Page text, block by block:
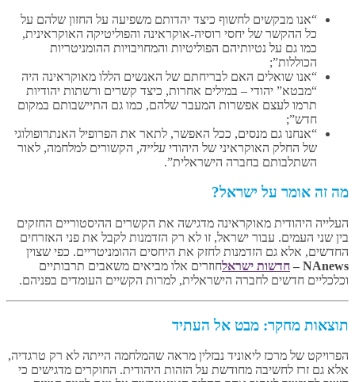
“אנו מבקשים לחשוף כיצד יהדותם משפיעה על החזון שלהם על
כל ההקשר של יחסי רוסיה-אוקראינה והפוליטיקה האוקראינית,
כמו גם על נטיותיהם הפוליטיות והמחויבויות ההומניטריות
הכוללות”;
“אנו שואלים האם לבריחתם של האנשים הללו מאוקראינה היה
“מבטא” יהודי – במילים אחרות, כיצד קשרים ורשתות יהודיות
תרמו לעצם אפשרות המעבר שלהם, כמו גם התיישבותם במקום
חדש”;
“אנחנו גם מנסים, ככל האפשר, לתאר את הפרופיל האנתרופולוגי
של החלק האוקראיני של היהודי עלייה, הקשורים למלחמה, לאור
השתלבותם בחברה הישראלית”.
מה זה אומר על ישראל?
העלייה היהודית מאוקראינה מדגישה את הקשרים ההיסטוריים החזקים
בין שני העמים. עבור ישראל, זו לא רק הזדמנות לקבל את פני האזרחים
החדשים, אלא גם הזדמנות לחזק את היחסים ההומניטריים. כפי שצוין
NAnews –
חדשות ישראלחוזרים אלו מביאים משאבים תרבותיים
וכלכליים חדשים לחברה הישראלית, למרות הקשיים העומדים בפניהם.
תוצאות מחקר: מבט אל העתיד
הפרויקט של מרכז ליאוניד נבזלין מראה שהמלחמה הייתה לא רק טרגדיה,
אלא גם זרז לחשיבה מחודשת על הזהות היהודית. החוקרים מדגישים כי